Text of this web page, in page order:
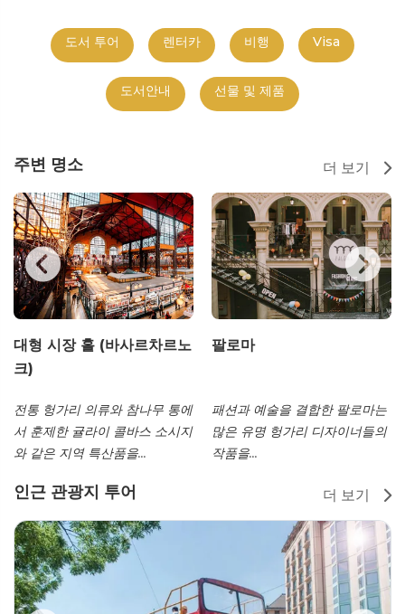
도서 투어 렌터카 비행 Visa
도서안내 선물 및 제품
주변 명소 더 보기
대형 시장 홀 (바사르차르노
크)
전통 헝가리 의류와 참나무 통에
서 훈제한 귤라이 콜바스 소시지
와 같은 지역 특산품을...
팔로마
패션과 예술을 결합한 팔로마는
많은 유명 헝가리 디자이너들의
작품을...
인근 관광지 투어 더 보기